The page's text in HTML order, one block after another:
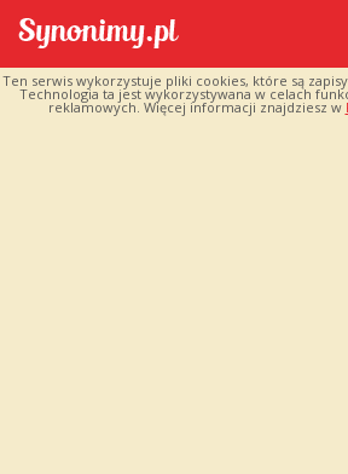
Ten serwis wykorzystuje pliki cookies, które są
Technologia ta jest wykorzystywana w celach
reklamowych. Więcej informacji znajdziesz w